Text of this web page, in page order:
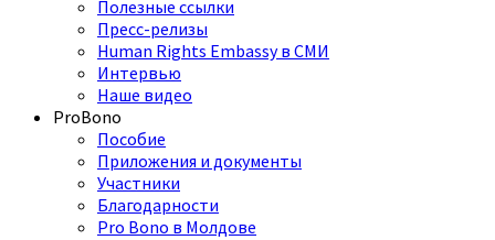
Полезные ссылки
Пресс-релизы
Human Rights Embassy в СМИ
Интервью
Наше видео
ProBono
Пособие
Приложения и документы
Участники
Благодарности
Pro Bono в Молдове